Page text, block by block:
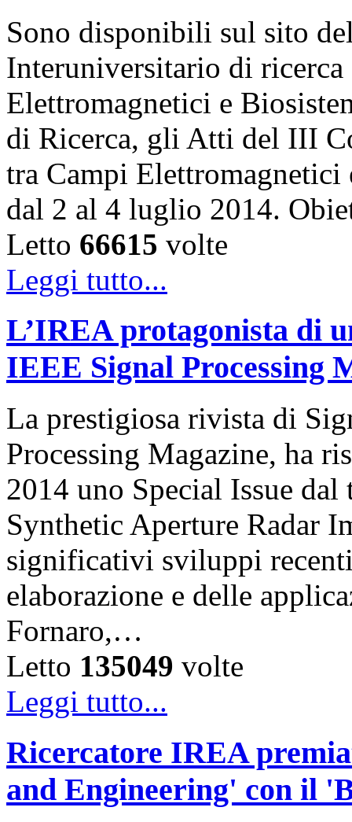
Sono disponibili sul sito
Interuniversitario di
Elettromagnetici e
di Ricerca, gli Atti del III
tra Campi
dal 2 al 4 luglio 2014.
Letto 66615 volte
Leggi tutto...
L’IREA protagonista di
IEEE Signal Processing
La prestigiosa rivista di
Processing Magazine, ha
2014 uno Special Issue
Synthetic Aperture Radar
significativi sviluppi
elaborazione e delle
Fornaro,…
Letto 135049 volte
Leggi tutto...
Ricercatore IREA
and Engineering' con il